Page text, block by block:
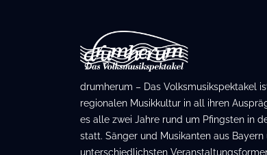
drumherum – Das Volksmusikspektakel
regionalen Musikkultur in all ihren
es alle zwei Jahre rund um Pfingsten in
statt. Sänger und Musikanten aus
unterschiedlichsten